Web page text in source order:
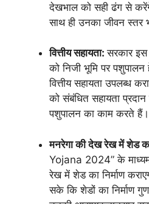
देखभाल को सही ढंग से
साथ ही उनका जीवन स्तर
वित्तीय सहायता:सरकार इस
को निजी भूमि पर
वित्तीय सहायता उपलब्ध
को संबंधित सहायता
पशुपालन का काम करते हैं।
मनरेगा की देख रेख में शेड का
Yojana 2024” के
रेख में शेड का निर्माण
सके कि शेडों का निर्माण